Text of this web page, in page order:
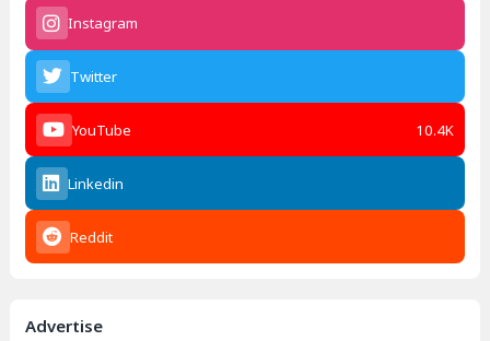
Instagram
Twitter
YouTube 10.4K
Linkedin
Reddit
Advertise